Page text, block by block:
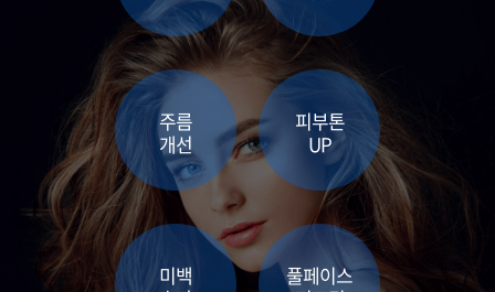
압구정점
원주점
이천점
주름
개선
피부톤
UP
미백
풀페이스